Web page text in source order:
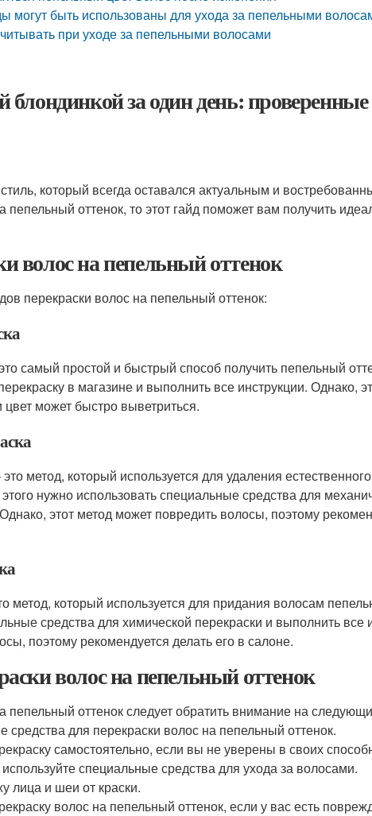
могут быть использованы для ухода за пепельными
при уходе за пепельными волосами
блондинкой за один день:
который всегда оставался актуальным и
пепельный оттенок, то этот гайд поможет вам получить
волос на пепельный оттенок
перекраски волос на пепельный оттенок:
самый простой и быстрый способ получить пепельный
в магазине и выполнить все инструкции. Однако,
цвет может быстро выветриться.
метод, который используется для удаления
нужно использовать специальные средства для
этот метод может повредить волосы, поэтому
метод, который используется для придания волосам
средства для химической перекраски и выполнить все
поэтому рекомендуется делать его в салоне.
волос на пепельный оттенок
пепельный оттенок следует обратить внимание на
средства для перекраски волос на пепельный оттенок.
самостоятельно, если вы не уверены в своих
специальные средства для ухода за волосами.
лица и шеи от краски.
волос на пепельный оттенок, если у вас есть